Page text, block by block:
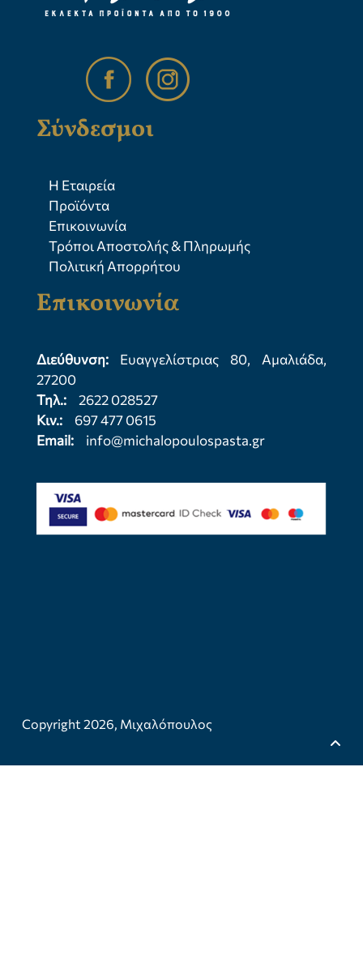
Σύνδεσμοι
Η Εταιρεία
Προϊόντα
Επικοινωνία
Τρόποι Αποστολής & Πληρωμής
Πολιτική Απορρήτου
Επικοινωνία
Διεύθυνση: Ευαγγελίστριας 80, Αμαλιάδα,
27200
Τηλ.:
2622 028527
Κιν.:
697 477 0615
Email:
info@michalopoulospasta.gr
Copyright 2026, Μιχαλόπουλος